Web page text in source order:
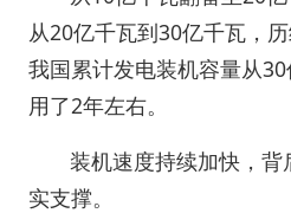
从20亿千瓦到30亿千瓦，
我国累计发电装机容量从
用了2年左右。
装机速度持续加快，
实支撑。